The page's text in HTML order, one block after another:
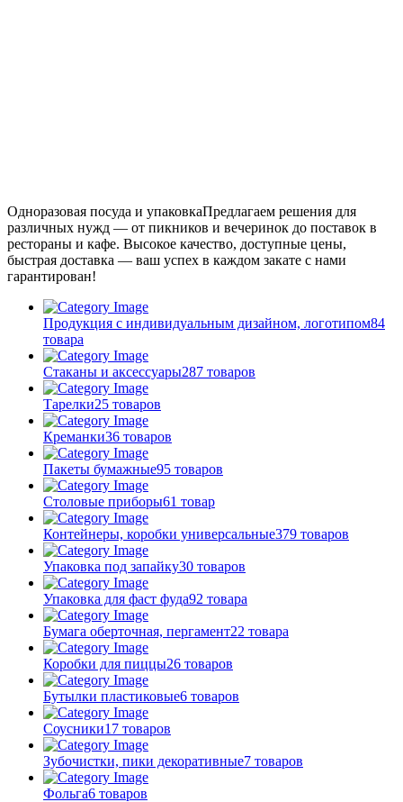
Одноразовая посуда и упаковкаПредлагаем решения для
различных нужд — от пикников и вечеринок до поставок в
рестораны и кафе. Высокое качество, доступные цены,
быстрая доставка — ваш успех в каждом закате с нами
гарантирован!
Продукция с индивидуальным дизайном, логотипом84
товара
Стаканы и аксессуары287 товаров
Тарелки25 товаров
Креманки36 товаров
Пакеты бумажные95 товаров
Столовые приборы61 товар
Контейнеры, коробки универсальные379 товаров
Упаковка под запайку30 товаров
Упаковка для фаст фуда92 товара
Бумага оберточная, пергамент22 товара
Коробки для пиццы26 товаров
Бутылки пластиковые6 товаров
Соусники17 товаров
Зубочистки, пики декоративные7 товаров
Фольга6 товаров